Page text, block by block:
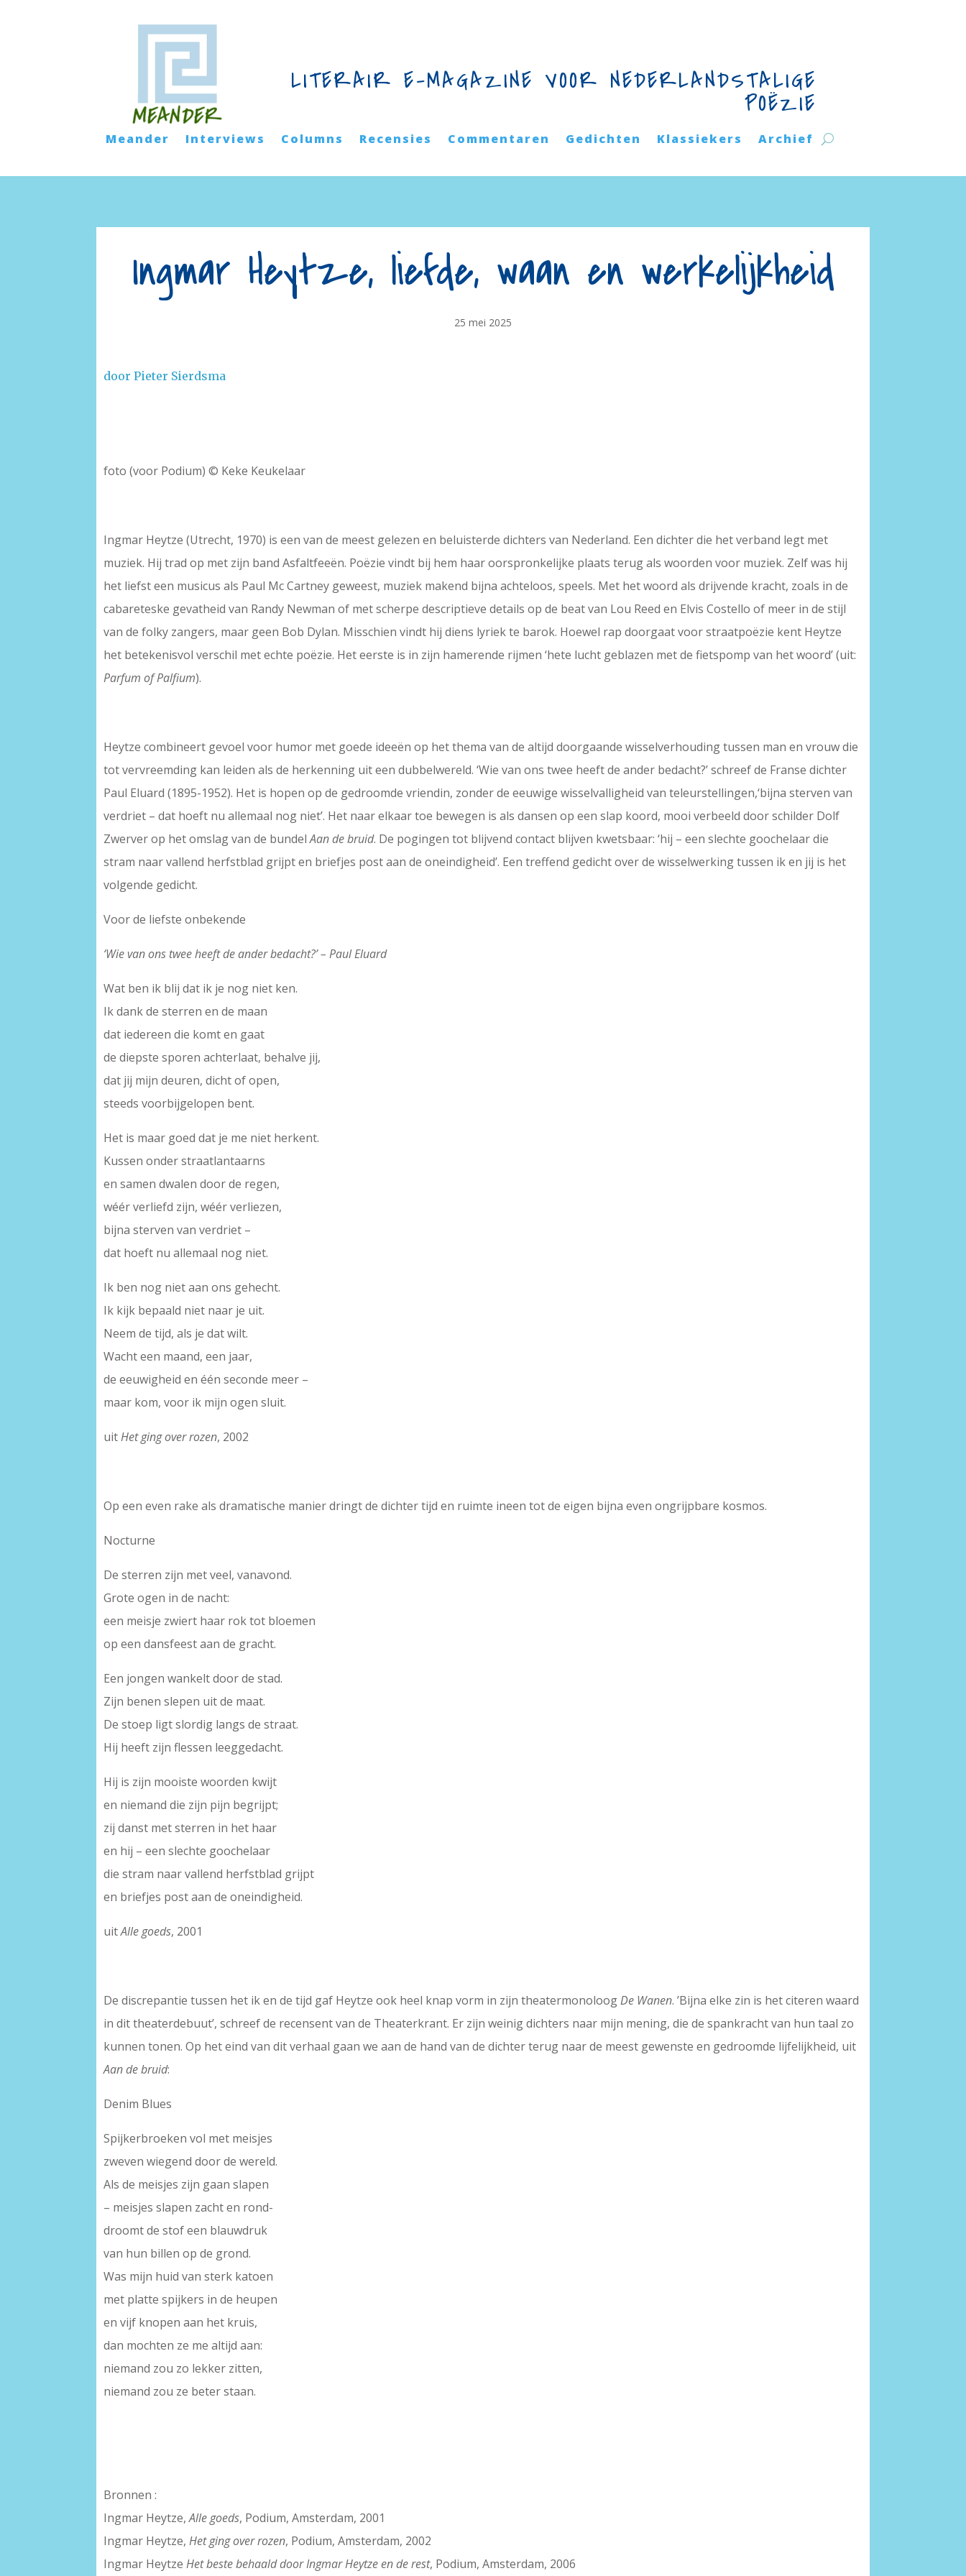
LITERAIR E-MAGAZINE VOOR NEDERLANDSTALIGE
POËZIE
Meander Interviews Columns Recensies Commentaren Gedichten Klassiekers Archief
Ingmar Heytze, liefde, waan en werkelijkheid
25 mei 2025
door Pieter Sierdsma
foto (voor Podium) © Keke Keukelaar
Ingmar Heytze (Utrecht, 1970) is een van de meest gelezen en beluisterde dichters van Nederland. Een dichter die het verband legt met
muziek. Hij trad op met zijn band Asfaltfeeën. Poëzie vindt bij hem haar oorspronkelijke plaats terug als woorden voor muziek. Zelf was hij
het liefst een musicus als Paul Mc Cartney geweest, muziek makend bijna achteloos, speels. Met het woord als drijvende kracht, zoals in de
cabareteske gevatheid van Randy Newman of met scherpe descriptieve details op de beat van Lou Reed en Elvis Costello of meer in de stijl
van de folky zangers, maar geen Bob Dylan. Misschien vindt hij diens lyriek te barok. Hoewel rap doorgaat voor straatpoëzie kent Heytze
het betekenisvol verschil met echte poëzie. Het eerste is in zijn hamerende rijmen ‘hete lucht geblazen met de fietspomp van het woord’ (uit:
Parfum of Palfium).
Heytze combineert gevoel voor humor met goede ideeën op het thema van de altijd doorgaande wisselverhouding tussen man en vrouw die
tot vervreemding kan leiden als de herkenning uit een dubbelwereld. ‘Wie van ons twee heeft de ander bedacht?’ schreef de Franse dichter
Paul Eluard (1895-1952). Het is hopen op de gedroomde vriendin, zonder de eeuwige wisselvalligheid van teleurstellingen,‘bijna sterven van
verdriet – dat hoeft nu allemaal nog niet’. Het naar elkaar toe bewegen is als dansen op een slap koord, mooi verbeeld door schilder Dolf
Zwerver op het omslag van de bundelAan de bruid. De pogingen tot blijvend contact blijven kwetsbaar: ‘hij – een slechte goochelaar die
stram naar vallend herfstblad grijpt en briefjes post aan de oneindigheid’. Een treffend gedicht over de wisselwerking tussen ik en jij is het
volgende gedicht.
Voor de liefste onbekende
‘Wie van ons twee heeft de ander bedacht?’ – Paul Eluard
Wat ben ik blij dat ik je nog niet ken.
Ik dank de sterren en de maan
dat iedereen die komt en gaat
de diepste sporen achterlaat, behalve jij,
dat jij mijn deuren, dicht of open,
steeds voorbijgelopen bent.
Het is maar goed dat je me niet herkent.
Kussen onder straatlantaarns
en samen dwalen door de regen,
wéér verliefd zijn, wéér verliezen,
bijna sterven van verdriet –
dat hoeft nu allemaal nog niet.
Ik ben nog niet aan ons gehecht.
Ik kijk bepaald niet naar je uit.
Neem de tijd, als je dat wilt.
Wacht een maand, een jaar,
de eeuwigheid en één seconde meer –
maar kom, voor ik mijn ogen sluit.
uitHet ging over rozen, 2002
Op een even rake als dramatische manier dringt de dichter tijd en ruimte ineen tot de eigen bijna even ongrijpbare kosmos.
Nocturne
De sterren zijn met veel, vanavond.
Grote ogen in de nacht:
een meisje zwiert haar rok tot bloemen
op een dansfeest aan de gracht.
Een jongen wankelt door de stad.
Zijn benen slepen uit de maat.
De stoep ligt slordig langs de straat.
Hij heeft zijn flessen leeggedacht.
Hij is zijn mooiste woorden kwijt
en niemand die zijn pijn begrijpt;
zij danst met sterren in het haar
en hij – een slechte goochelaar
die stram naar vallend herfstblad grijpt
en briefjes post aan de oneindigheid.
uitAlle goeds, 2001
De discrepantie tussen het ik en de tijd gaf Heytze ook heel knap vorm in zijn theatermonoloogDe Wanen. ’Bijna elke zin is het citeren waard
in dit theaterdebuut’, schreef de recensent van de Theaterkrant. Er zijn weinig dichters naar mijn mening, die de spankracht van hun taal zo
kunnen tonen. Op het eind van dit verhaal gaan we aan de hand van de dichter terug naar de meest gewenste en gedroomde lijfelijkheid, uit
Aan de bruid:
Denim Blues
Spijkerbroeken vol met meisjes
zweven wiegend door de wereld.
Als de meisjes zijn gaan slapen
– meisjes slapen zacht en rond-
droomt de stof een blauwdruk
van hun billen op de grond.
Was mijn huid van sterk katoen
met platte spijkers in de heupen
en vijf knopen aan het kruis,
dan mochten ze me altijd aan:
niemand zou zo lekker zitten,
niemand zou ze beter staan.
Bronnen :
Ingmar Heytze,Alle goeds, Podium, Amsterdam, 2001
Ingmar Heytze,Het ging over rozen, Podium, Amsterdam, 2002
Ingmar HeytzeHet beste behaald door Ingmar Heytze en de rest, Podium, Amsterdam, 2006